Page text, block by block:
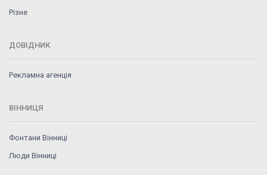
Різне
ДОВІДНИК
Рекламна агенція
ВІННИЦЯ
Фонтани Вінниці
Люди Вінниці